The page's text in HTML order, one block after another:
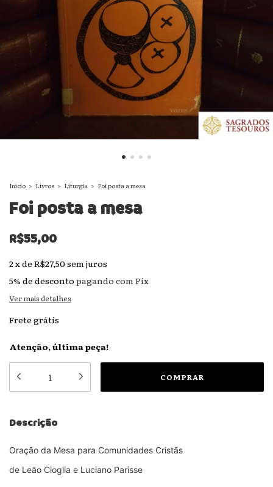
Início > Livros > Liturgia > Foi posta a mesa
Foi posta a mesa
R$55,00
2xde R$27,50 sem juros
5% de desconto pagando com Pix
Ver mais detalhes
Frete grátis
Atenção, última peça!
Descrição
Oração da Mesa para Comunidades Cristãs
de Leão Cioglia e Luciano Parisse